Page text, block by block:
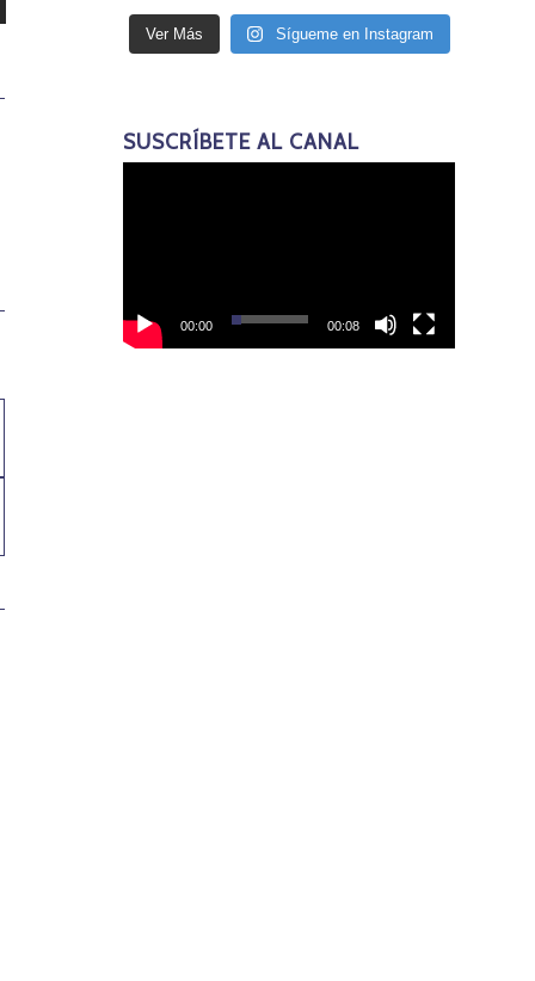
Ver Más Sígueme en Instagram
SUSCRÍBETE AL CANAL
00:00 00:08